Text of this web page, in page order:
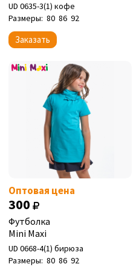
UD 0635-3(1) кофе
Размеры: 80 86 92
Заказать
Оптовая цена
300
Футболка
Mini Maxi
UD 0668-4(1) бирюза
Размеры: 80 86 92